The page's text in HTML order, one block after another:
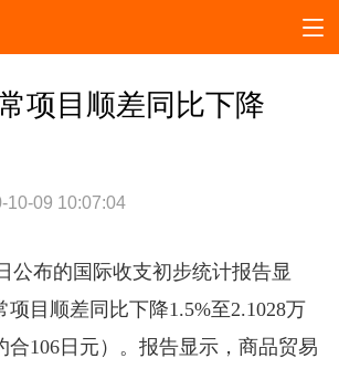
项目顺差同比下降
10-09 10:07:04
公布的国际收支初步统计报告显
项目顺差同比下降1.5%至2.1028万
合106日元）。报告显示，商品贸易